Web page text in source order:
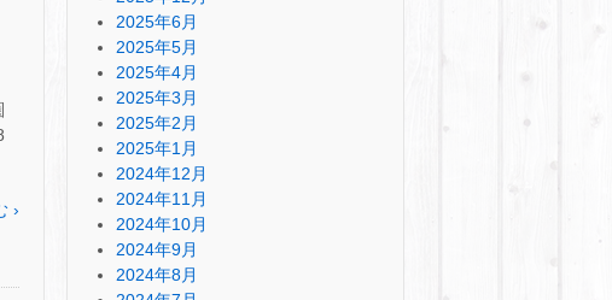
›
2025年6月
2025年5月
2025年4月
2025年3月
2025年2月
2025年1月
2024年12月
2024年11月
2024年10月
2024年9月
2024年8月